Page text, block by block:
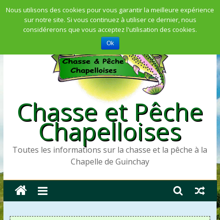
Skip
content
Chasse et Pêche
Chapelloises
Toutes les informations sur la chasse et la pêche à la
Chapelle de Guinchay
Nous utilisons des cookies pour vous garantir la meilleure expérience
sur notre site. Si vous continuez à utiliser ce dernier, nous
considérerons que vous acceptez l'utilisation des cookies.
Ok